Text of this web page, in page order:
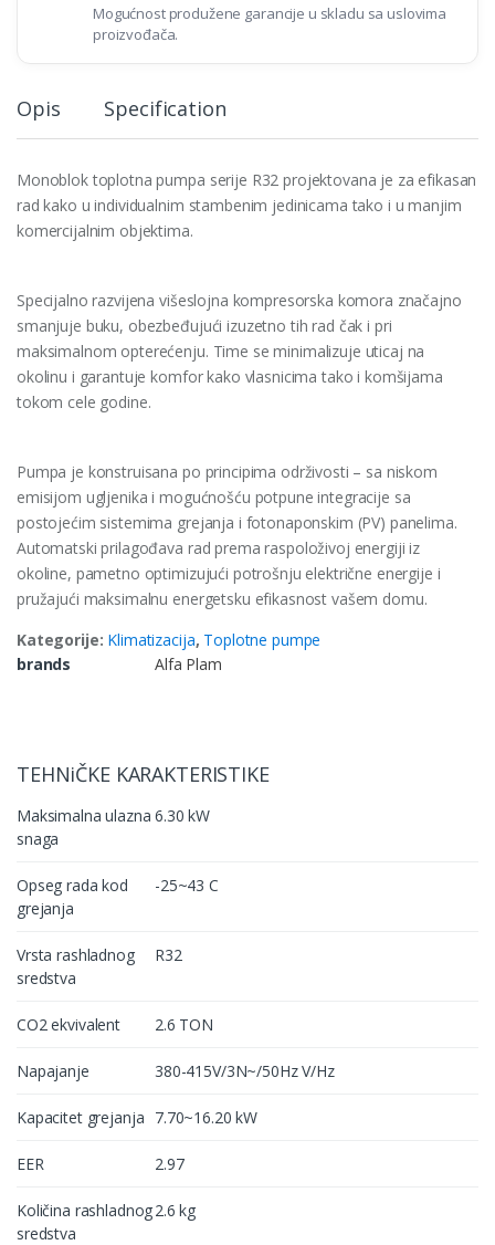
Mogućnost produžene garancije u skladu sa uslovima
proizvođača.
Opis Specification
Monoblok toplotna pumpa serije R32 projektovana je za efikasan
rad kako u individualnim stambenim jedinicama tako i u manjim
komercijalnim objektima.
Specijalno razvijena višeslojna kompresorska komora značajno
smanjuje buku, obezbeđujući izuzetno tih rad čak i pri
maksimalnom opterećenju. Time se minimalizuje uticaj na
okolinu i garantuje komfor kako vlasnicima tako i komšijama
tokom cele godine.
Pumpa je konstruisana po principima održivosti – sa niskom
emisijom ugljenika i mogućnošću potpune integracije sa
postojećim sistemima grejanja i fotonaponskim (PV) panelima.
Automatski prilagođava rad prema raspoloživoj energiji iz
okoline, pametno optimizujući potrošnju električne energije i
pružajući maksimalnu energetsku efikasnost vašem domu.
Kategorije: Klimatizacija, Toplotne pumpe
brands
Alfa Plam
TEHNiČKE KARAKTERISTIKE
Maksimalna ulazna
snaga
6.30 kW
Opseg rada kod
grejanja
-25~43 C
Vrsta rashladnog
sredstva
R32
CO2 ekvivalent 2.6 TON
Napajanje 380-415V/3N~/50Hz V/Hz
Kapacitet grejanja 7.70~16.20 kW
EER 2.97
Količina rashladnog
sredstva
2.6 kg